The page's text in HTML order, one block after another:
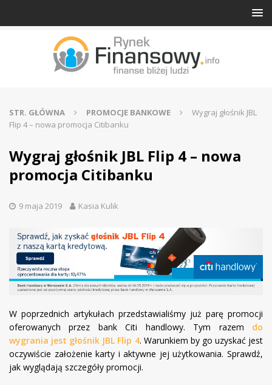
STR. GŁÓWNA PROMOCJE BANKOWE
Wygraj głośnik JBL
Flip 4 – nowa promocja Citibanku
Wygraj głośnik JBL Flip 4 – nowa
promocja Citibanku
9 maja 2019 Kasia Kulik
W poprzednich artykułach przedstawialiśmy już parę promocji
oferowanych przez bank Citi handlowy. Tym razem do
wygrania jest głośnik JBL Flip 4. Warunkiem by go uzyskać jest
oczywiście założenie karty i aktywne jej użytkowania. Sprawdź,
jak wyglądają szczegóły promocji.